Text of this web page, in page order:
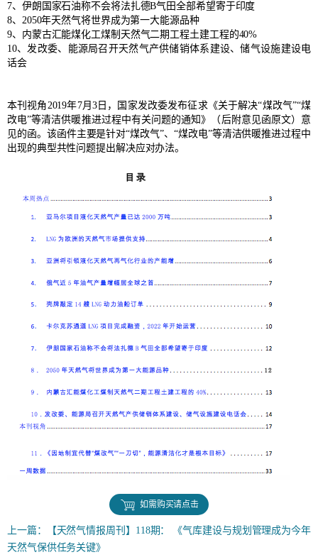
7、伊朗国家石油称不会将法扎德B气田全部希望寄于印度
8、2050年天然气将世界成为第一大能源品种
9、内蒙古汇能煤化工煤制天然气二期工程土建工程的40%
10、发改委、能源局召开天然气产供储销体系建设、储气设施建设电
话会
本刊视角2019年7月3日，国家发改委发布征求《关于解决“煤改气”“煤
改电”等清洁供暖推进过程中有关问题的通知》（后附意见函原文）意
见的函。该函件主要是针对“煤改气”、“煤改电”等清洁供暖推进过程中
出现的典型共性问题提出解决应对办法。
如需购买请点击
上一篇：
【天然气情报周刊】118期： 《气库建设与规划管理成为今年
天然气保供任务关键》